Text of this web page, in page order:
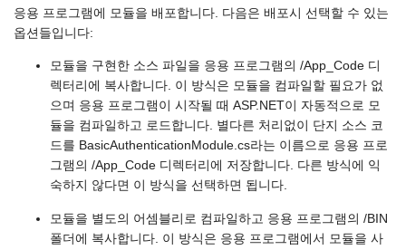
응용 프로그램에 모듈을 배포합니다. 다음은 배포시 선택할 수 있는
옵션들입니다:
모듈을 구현한 소스 파일을 응용 프로그램의 /App_Code 디
렉터리에 복사합니다. 이 방식은 모듈을 컴파일할 필요가 없
으며 응용 프로그램이 시작될 때 ASP.NET이 자동적으로 모
듈을 컴파일하고 로드합니다. 별다른 처리없이 단지 소스 코
드를 BasicAuthenticationModule.cs라는 이름으로 응용 프로
그램의 /App_Code 디렉터리에 저장합니다. 다른 방식에 익
숙하지 않다면 이 방식을 선택하면 됩니다.
모듈을 별도의 어셈블리로 컴파일하고 응용 프로그램의 /BIN
폴더에 복사합니다. 이 방식은 응용 프로그램에서 모듈을 사